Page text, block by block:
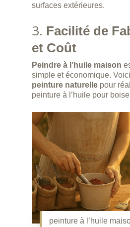
surfaces extérieures.
3. Facilité de
et Coût
Peindre à l’huile maison
simple et économique.
peinture naturelle pour
peinture à l’huile pour
peinture à l’huile